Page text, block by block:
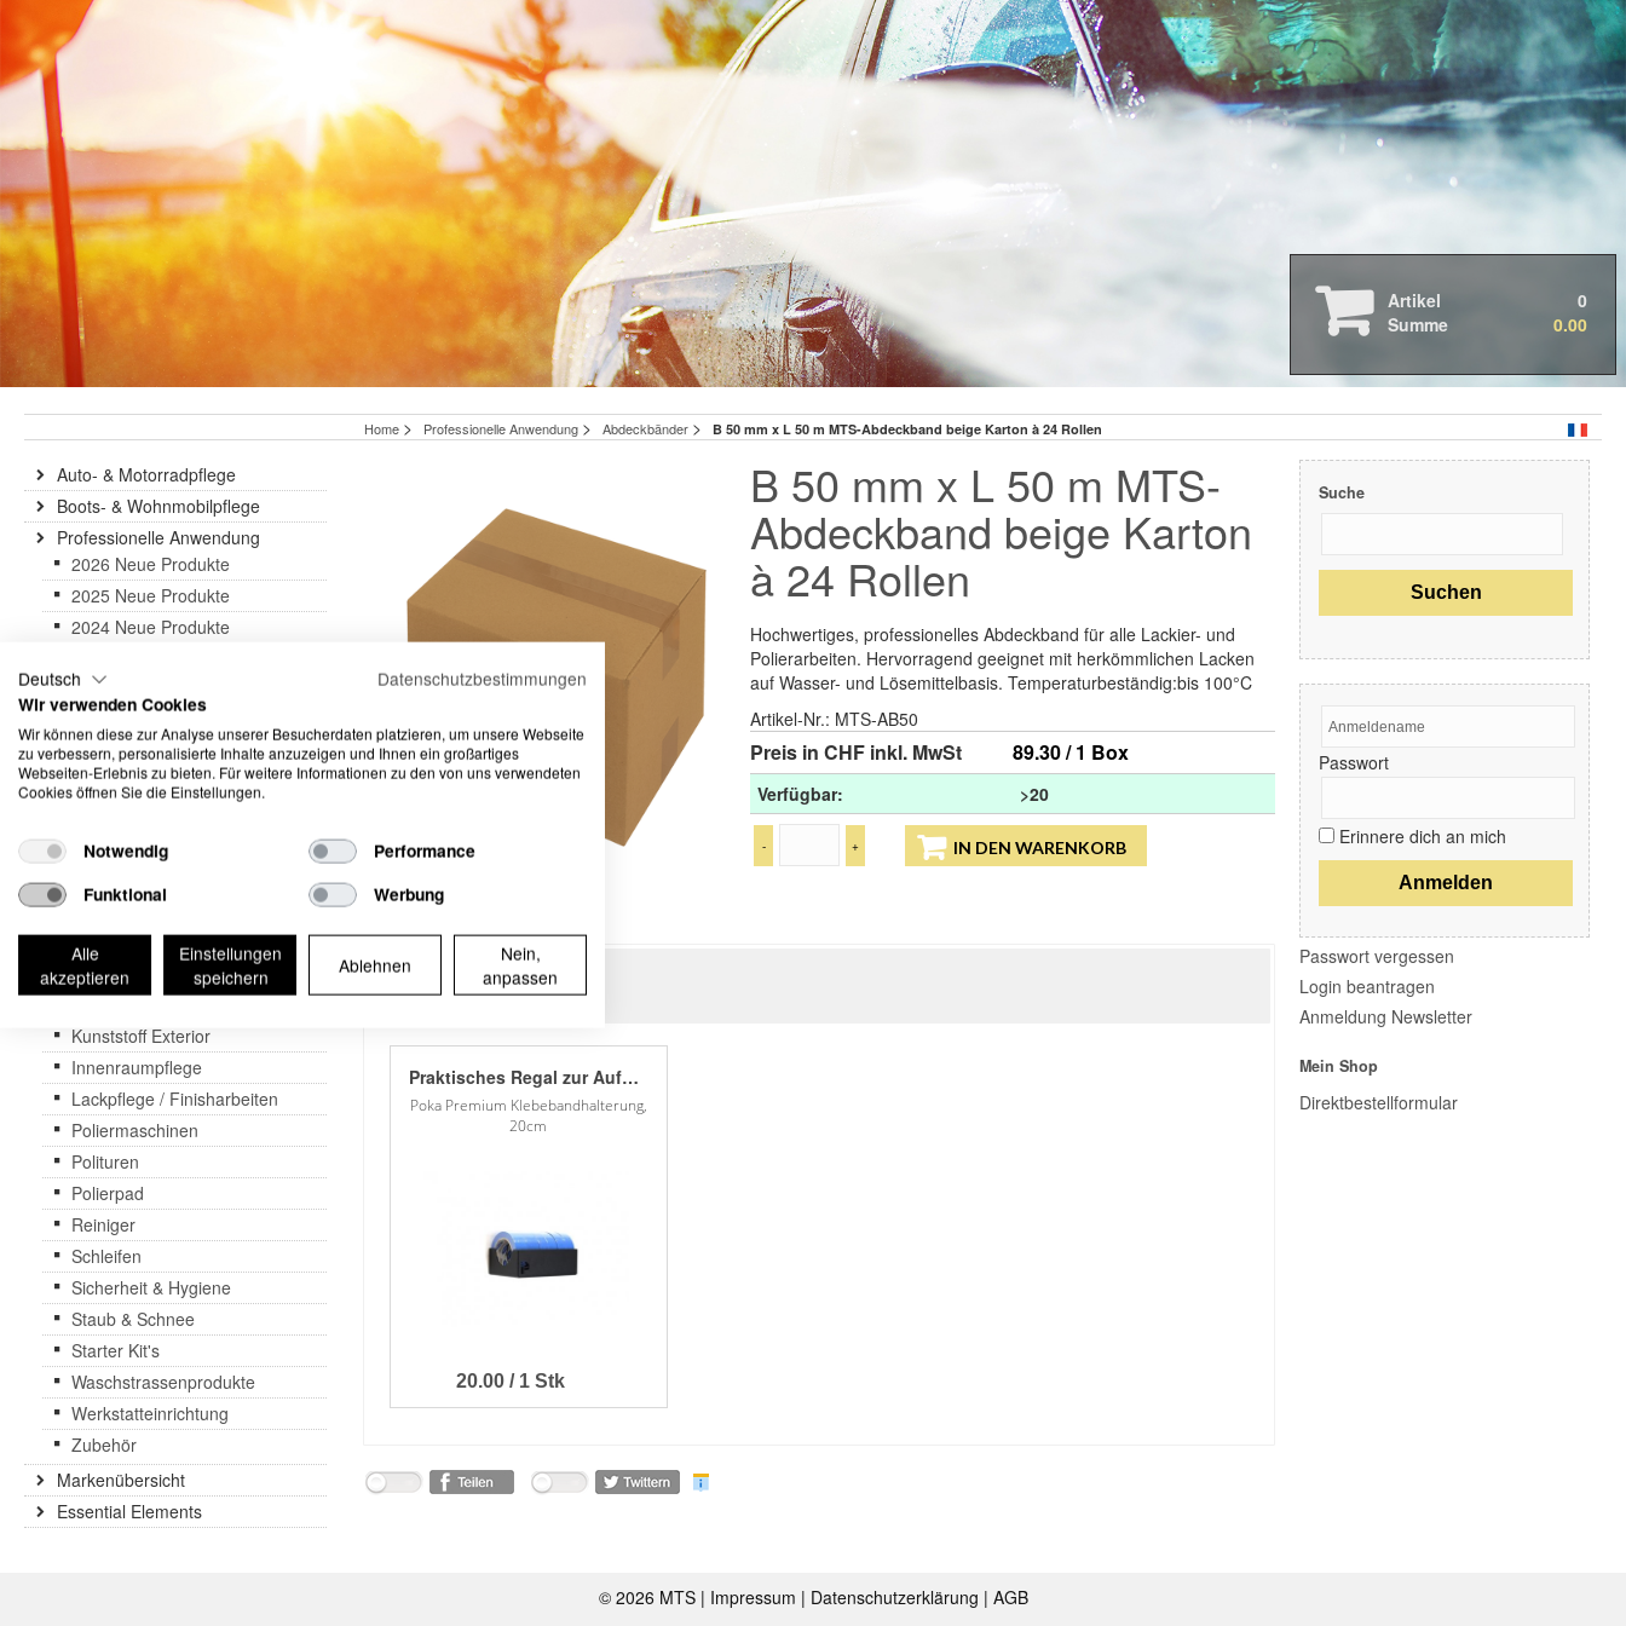
Auto- & Motorradpflege
Boots- & Wohnmobilpflege
2025 Neue Produkte
2024 Neue Produkte
3D Druck Produkte
Abverkauf & Aktionen
Abdeckbänder
Cabriolet
Kleben
Polituren
Reiniger
Staub & Schnee
Waschstrassenprodukte
Zubehör
Markenübersicht
Essential Elements
Artikel
0
Summe
0.00
Home > Professionelle Anwendung > Abdeckbänder > B 50 mm x L 50 m MTS-Abdeckband beige Karton à 24 Rollen
B 50 mm x L 50 m MTS-
Abdeckband beige Karton
à 24 Rollen
Hochwertiges, professionelles Abdeckband für alle Lackier- und
Polierarbeiten. Hervorragend geeignet mit herkömmlichen Lacken
auf Wasser- und Lösemittelbasis. Temperaturbeständig:bis 100°C
Artikel-Nr.: MTS-AB50
Preis in CHF inkl. MwSt 89.30 / 1 Box
Verfügbar: >20
- + IN DEN WARENKORB
Praktisches Regal zur Aufbewahrung von Abdeckbändern. Speziell entwickelte Einkerbungen an den Seiten unterstützen die Bänder. Das Regal bietet Platz für alle auf dem Markt erhältlichen Bandgrössen. Abmessungen: Länge: 13 cm, Breite: 20 cm, Höhe: 7 cm
Poka Premium Klebebandhalterung,
20cm
20.00 / 1 Stk
Auto- & Motorradpflege
Boots- & Wohnmobilpflege
Professionelle Anwendung
2026 Neue Produkte
2025 Neue Produkte
2024 Neue Produkte
Geschenkkarten - Gutscheine
Abdeckbänder
Arbeitsleuchten
Dispenser & Sprühgeräte
Glas
Kataloge & Merchandising
Kunststoff Exterior
Innenraumpflege
Lackpflege / Finisharbeiten
Poliermaschinen
Polituren
Polierpad
Reiniger
Schleifen
Sicherheit & Hygiene
Staub & Schnee
Starter Kit's
Waschstrassenprodukte
Werkstatteinrichtung
Zubehör
Markenübersicht
Essential Elements
Suche
Passwort
Erinnere dich an mich
Passwort vergessen
Login beantragen
Anmeldung Newsletter
Mein Shop
Direktbestellformular
© 2026 MTS | Impressum | Datenschutzerklärung | AGB
Deutsch
Datenschutzbestimmungen
Wir verwenden Cookies
Wir können diese zur Analyse unserer Besucherdaten platzieren, um unsere Webseite
zu verbessern, personalisierte Inhalte anzuzeigen und Ihnen ein großartiges
Webseiten-Erlebnis zu bieten. Für weitere Informationen zu den von uns verwendeten
Cookies öffnen Sie die Einstellungen.
Notwendig
Performance
Funktional
Werbung
Alle
akzeptieren
Einstellungen
speichern
Ablehnen
Nein,
anpassen